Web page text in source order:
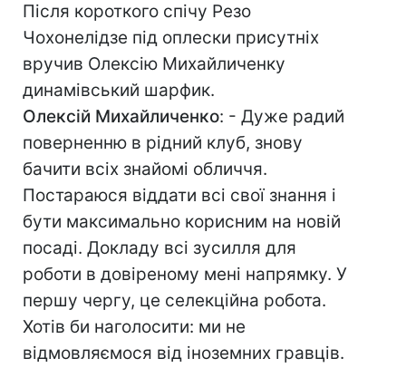
Після короткого спічу Резо
Чохонелідзе під оплески присутніх
вручив Олексію Михайличенку
динамівський шарфик.
Олексій Михайличенко: - Дуже радий
поверненню в рідний клуб, знову
бачити всіх знайомi обличчя.
Постараюся віддати всі свої знання і
бути максимально корисним на новій
посаді. Докладу всі зусилля для
роботи в довіреному мені напрямку. У
першу чергу, це селекційна робота.
Хотів би наголосити: ми не
відмовляємося від іноземних гравців.